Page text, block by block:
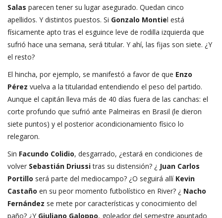
Salas parecen tener su lugar asegurado. Quedan cinco
apellidos. Y distintos puestos. Si Gonzalo Montiel está
físicamente apto tras el esguince leve de rodilla izquierda que
sufrió hace una semana, será titular. Y ahí, las fijas son siete. ¿Y
el resto?
El hincha, por ejemplo, se manifestó a favor de que Enzo
Pérez vuelva a la titularidad entendiendo el peso del partido.
Aunque el capitán lleva más de 40 días fuera de las canchas: el
corte profundo que sufrió ante Palmeiras en Brasil (le dieron
siete puntos) y el posterior acondicionamiento físico lo
relegaron.
Sin Facundo Colidio, desgarrado, ¿estará en condiciones de
volver Sebastián Driussitras su distensión? ¿ Juan Carlos
Portillo será parte del mediocampo? ¿O seguirá allí Kevin
Castaño en su peor momento futbolístico en River? ¿ Nacho
Fernández se mete por características y conocimiento del
paño? ¿Y Giuliano Galoppo, goleador del semestre apuntado